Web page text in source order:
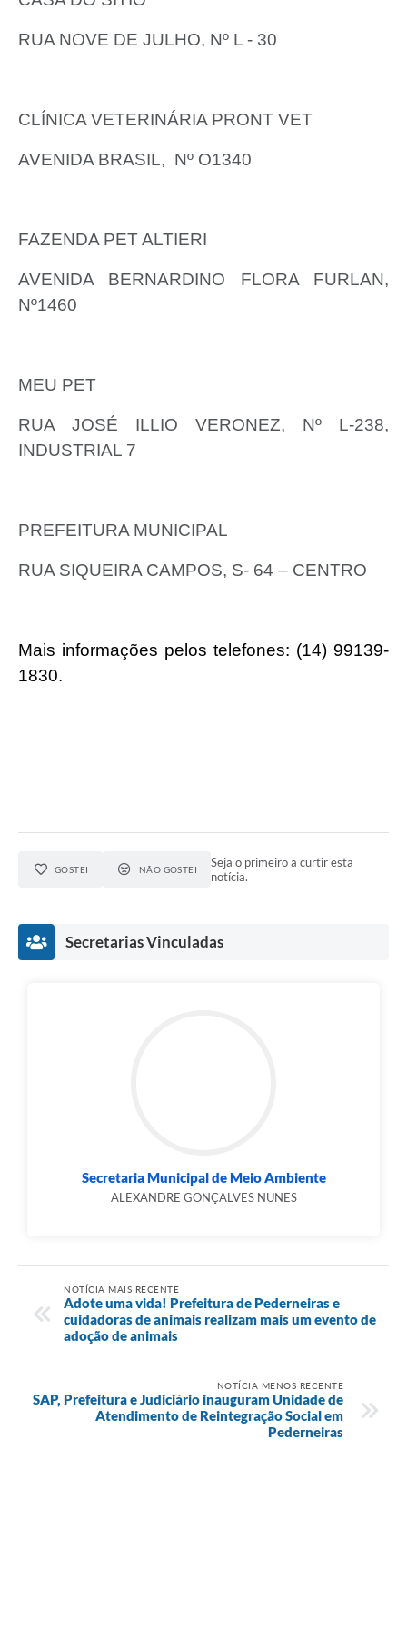
RUA NOVE DE JULHO, Nº L - 30
CLÍNICA VETERINÁRIA PRONT VET
AVENIDA BRASIL, Nº O1340
FAZENDA PET ALTIERI
AVENIDA BERNARDINO FLORA FURLAN,
Nº1460
MEU PET
RUA JOSÉ ILLIO VERONEZ, Nº L-238,
INDUSTRIAL 7
PREFEITURA MUNICIPAL
RUA SIQUEIRA CAMPOS, S- 64 – CENTRO
Mais informações pelos telefones: (14) 99139-
1830.
GOSTEI NÃO GOSTEI
Seja o primeiro a curtir esta
notícia.
Secretarias Vinculadas
Secretaria Municipal de Meio Ambiente
ALEXANDRE GONÇALVES NUNES
NOTÍCIA MAIS RECENTE
Adote uma vida! Prefeitura de Pederneiras e
cuidadoras de animais realizam mais um evento de
adoção de animais
NOTÍCIA MENOS RECENTE
SAP, Prefeitura e Judiciário inauguram Unidade de
Atendimento de Reintegração Social em
Pederneiras